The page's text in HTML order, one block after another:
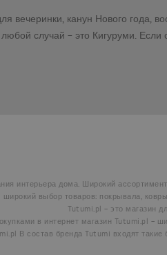
канун Нового года,
случай – это Кигуруми. Если
интерьера дома. Широкий
широкий выбор товаров: покрывала,
Tutumi.pl – это магазин
в интернет магазин Tutumi.pl –
В состав бренда Tutumi входят